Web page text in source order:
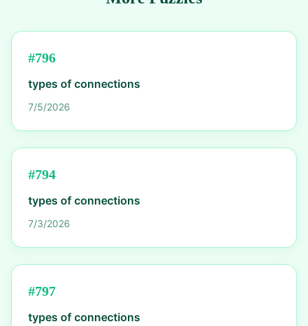
#796
types of connections
7/5/2026
#794
types of connections
7/3/2026
#797
types of connections